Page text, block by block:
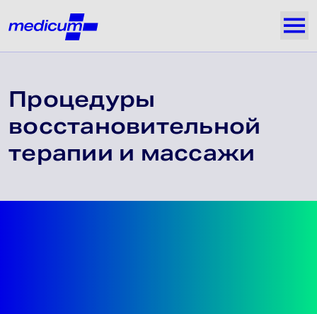
Medicum
Процедуры
восстановительной
терапии и массажи